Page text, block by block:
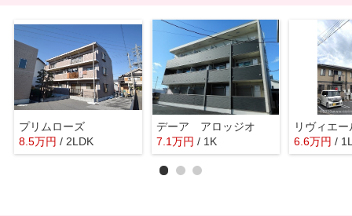
プリムローズ
8.5万円 / 2LDK
デーア アロッジオ
7.1万円 / 1K
リヴィエー
6.6万円 /